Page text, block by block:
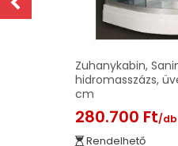
Zuhanykabin,
hidromasszázs,
cm
280.700 Ft/db
Rendelhető